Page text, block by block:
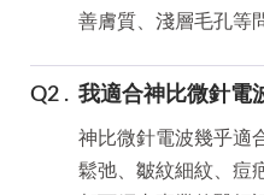
善膚質、淺層毛孔等
我適合神比微針電
神比微針電波幾乎適
鬆弛、皺紋細紋、痘